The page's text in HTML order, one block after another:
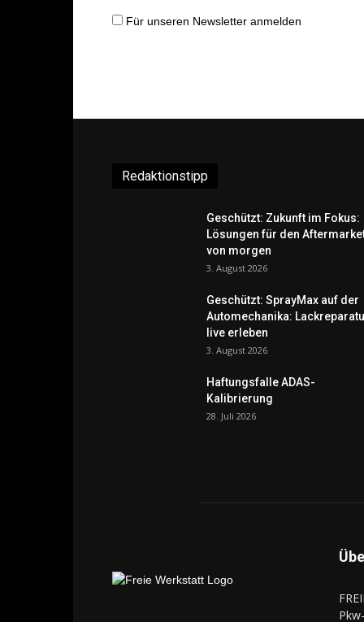
Für unseren Newsletter anmelden
Redaktionstipp
Geschützt: Zukunft im Fokus:
Lösungen für den
von morgen
3. August 2026
Geschützt: SprayMax auf der
Automechanika:
live erleben
3. August 2026
Haftungsfalle ADAS-
Kalibrierung
28. Juli 2026